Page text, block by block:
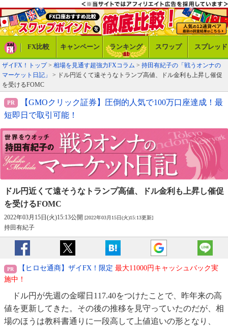
FX比較 キャンペーン ランキング スワップ スプレッド
ザイFX！トップ> 相場を見通す超強力FXコラム > 持田有紀子の「戦うオンナの
マーケット日記」
> ドル円近くて遠そうなトランプ高値、ドル金利も上昇し催促
を受けるFOMC
【GMOクリック証券】圧倒的人気で100万口座達成！最
短即日で取引可能！
ドル円近くて遠そうなトランプ高値、
ドル金利も上昇し催促
を受けるFOMC
2022年03月15日(火)15:13公開 [2022年03月15日(火)15:13更新]
持田有紀子
【ヒロセ通商】ザイFX！限定 最大11000円キャッシュバック実
施中！
ドル円が先週の金曜日117.40をつけたことで、昨年来の高
値を更新してきた。その後の推移を見守っていたのだが、相
場のほうは教科書通りに一段高して上値追いの形となり、